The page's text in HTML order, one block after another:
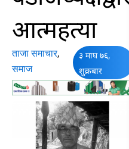
आत्महत्या
ताजा समाचार,
समाज
३ माघ ७६,
शुक्रबार